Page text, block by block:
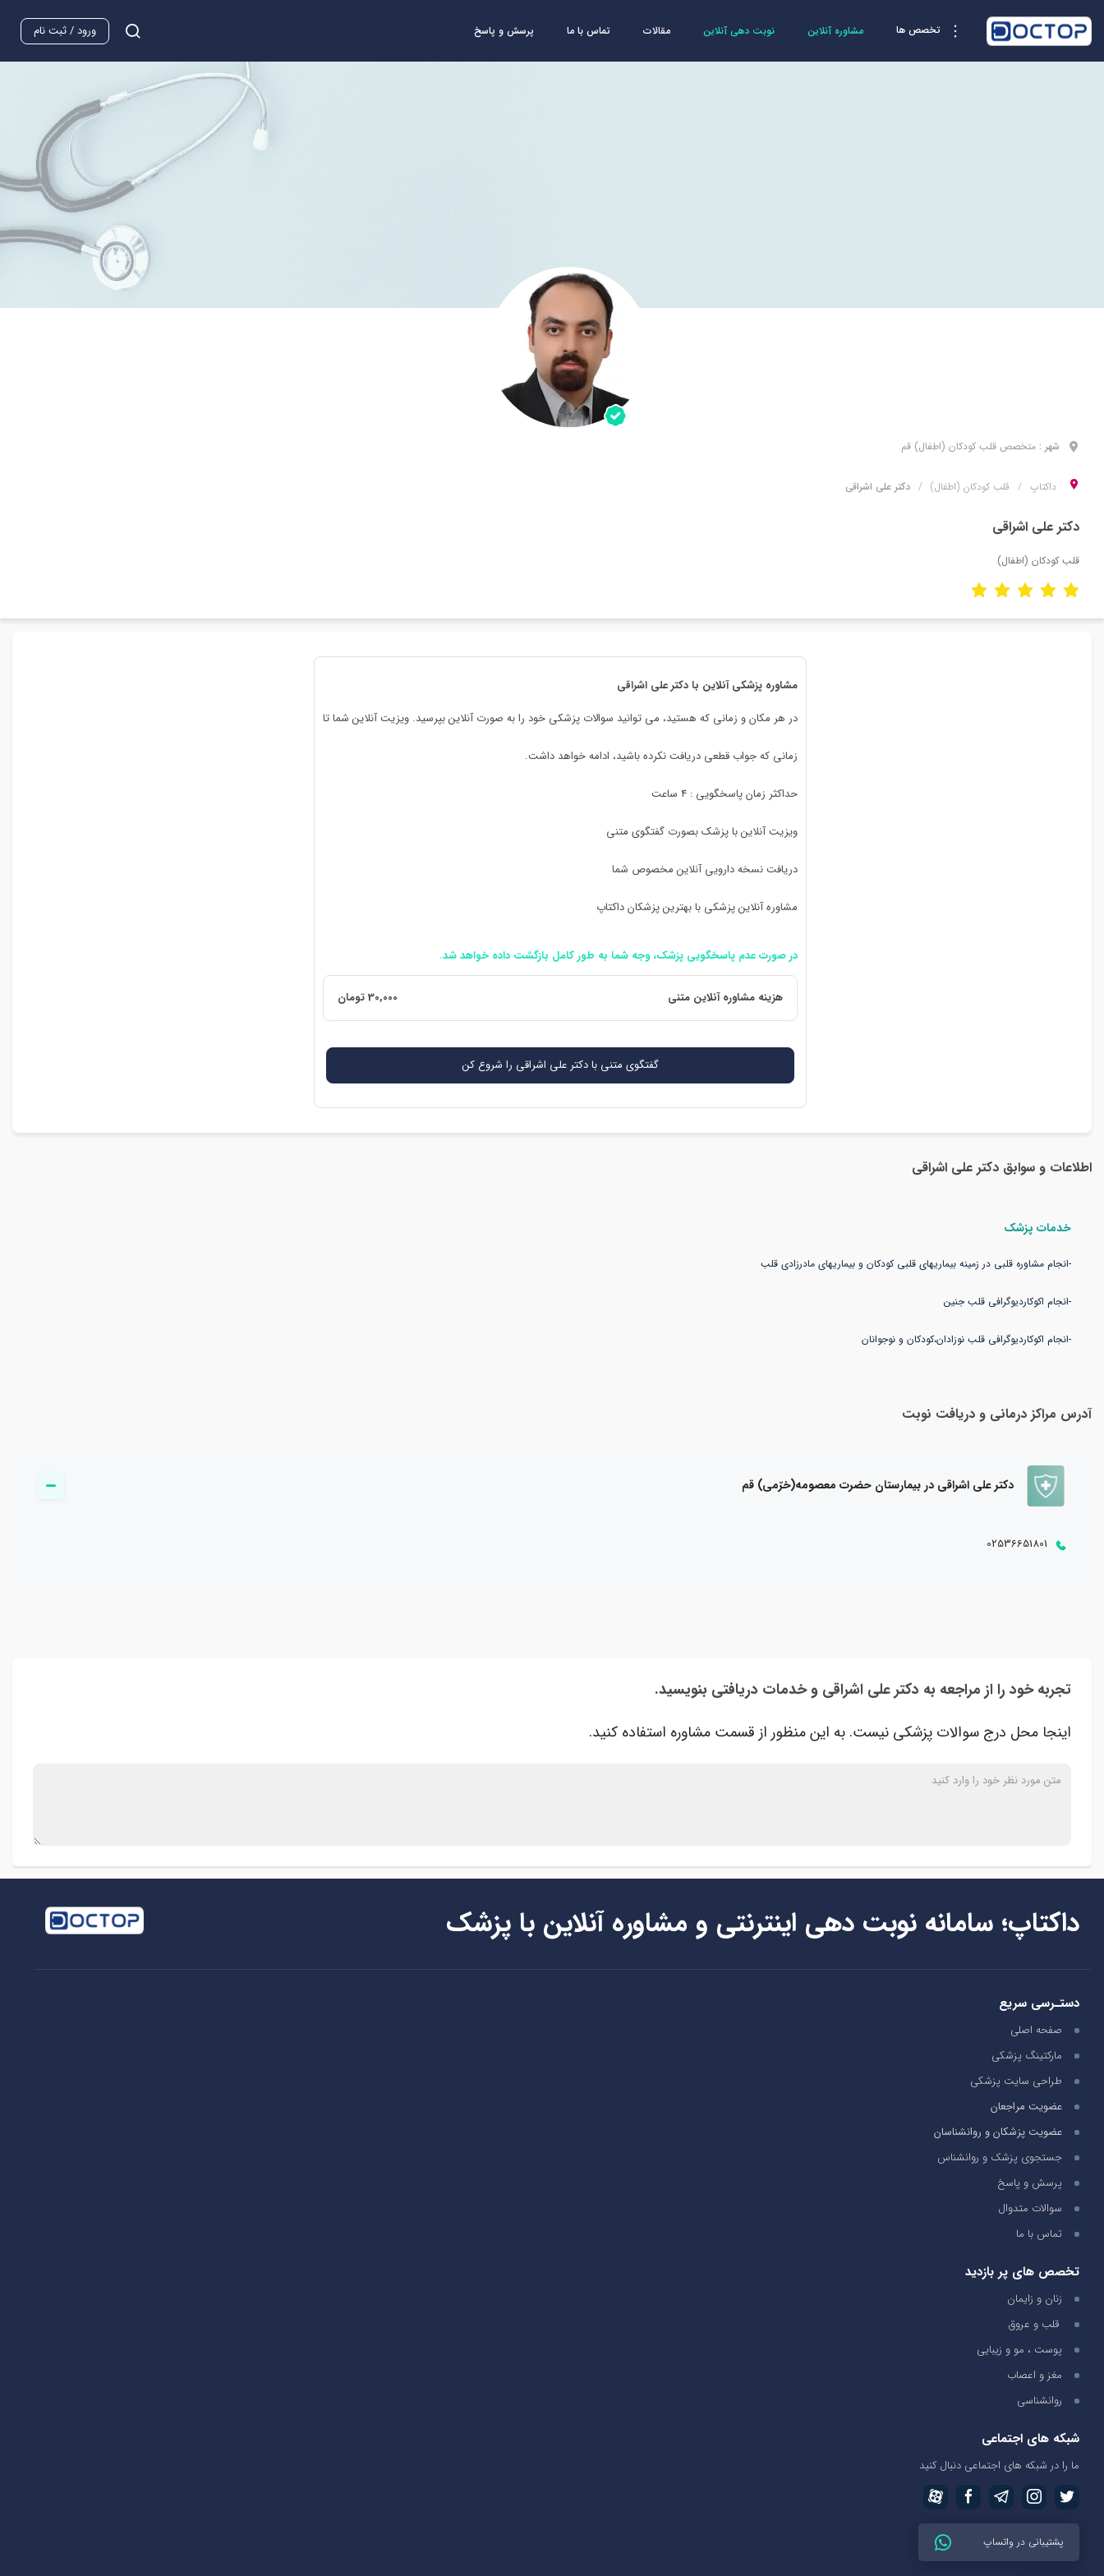
تخصص ها مشاوره آنلاین نوبت دهی آنلاین مقالات تماس با ما پرسش و پاسخ ورود / ثبت نام
شهر : متخصص قلب کودکان (اطفال) قم
داکتاپ قلب کودکان (اطفال) دکتر علی اشراقی
دکتر علی اشراقی
قلب کودکان (اطفال)
مشاوره پزشکی آنلاین با دکتر علی اشراقی
در هر مکان و زمانی که هستید، می توانید سوالات پزشکی خود را به صورت آنلاین بپرسید. ویزیت آنلاین شما تا
زمانی که جواب قطعی دریافت نکرده باشید، ادامه خواهد داشت.
حداکثر زمان پاسخگویی : 4 ساعت
ویزیت آنلاین با پزشک بصورت گفتگوی متنی
دریافت نسخه دارویی آنلاین مخصوص شما
مشاوره آنلاین پزشکی با بهترین پزشکان داکتاپ
در صورت عدم پاسخگویی پزشک، وجه شما به طور کامل بازگشت داده خواهد شد.
هزینه مشاوره آنلاین متنی 30,000تومان
گفتگوی متنی با دکتر علی اشراقی را شروع کن
اطلاعات و سوابق دکتر علی اشراقی
خدمات پزشک
-انجام اکوکاردیوگرافی قلب نوزادان،کودکان و نوجوانان
آدرس مراکز درمانی و دریافت نوبت
دکتر علی اشراقی در بیمارستان حضرت معصومه(خرّمی) قم
02536651801
تجربه خود را از مراجعه به دکتر علی اشراقی و خدمات دریافتی بنویسید.
اینجا محل درج سوالات پزشکی نیست. به این منظور از قسمت مشاوره استفاده کنید.
داکتاپ؛ سامانه نوبت دهی اینترنتی و مشاوره آنلاین با پزشک
دستـرسی سریع
صفحه اصلی
مارکتینگ پزشکی
طراحی سایت پزشکی
عضویت مراجعان
عضویت پزشکان و روانشناسان
جستجوی پزشک و روانشناس
پرسش و پاسخ
سوالات متدوال
تماس با ما
تخصص های پر بازدید
زنان و زایمان
قلب و عروق
پوست ، مو و زیبایی
مغز و اعصاب
روانشناسی
شبکه های اجتماعی
ما را در شبکه های اجتماعی دنبال کنید
پشتیبانی در واتساپ